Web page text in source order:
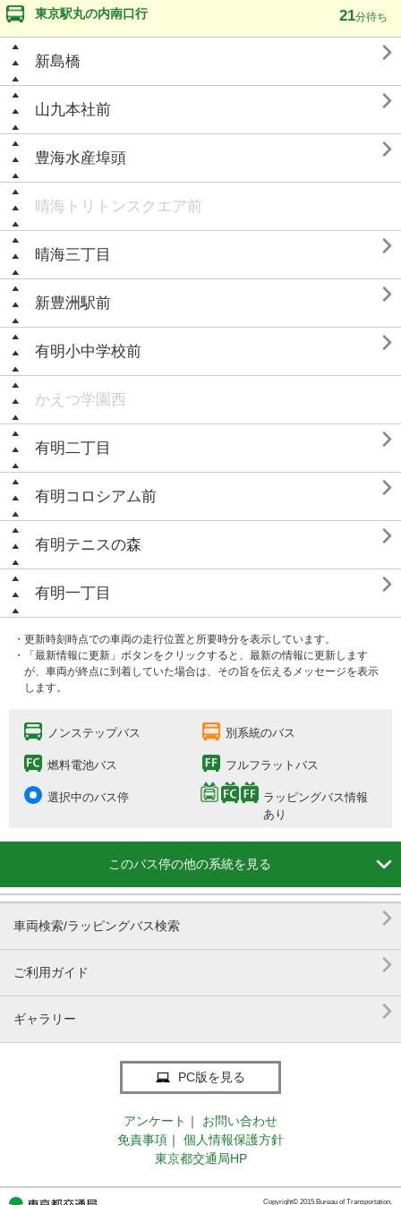
東京駅丸の内南口行 21分待ち
新島橋 
山九本社前 
豊海水産埠頭 
晴海トリトンスクエア前
晴海三丁目 
新豊洲駅前 
有明小中学校前 
かえつ学園西
有明二丁目 
有明コロシアム前 
有明テニスの森 
有明一丁目 
・更新時刻時点での車両の走行位置と所要時分を表示しています。
・「最新情報に更新」ボタンをクリックすると、最新の情報に更新します
が、車両が終点に到着していた場合は、その旨を伝えるメッセージを表示
します。
ノンステップバス 別系統のバス
燃料電池バス フルフラットバス
選択中のバス停
ラッピングバス情報
あり
このバス停の他の系統を見る 
車両検索/ラッピングバス検索 
ご利用ガイド 
ギャラリー 
PC版を見る
アンケート ｜
お問い合わせ
免責事項 ｜
個人情報保護方針
東京都交通局HP
Copyright© 2015 Bureau of Transportation.